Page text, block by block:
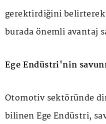
gerektirdiğini
burada önemli avantaj
Ege Endüstri'nin
Otomotiv sektöründe
bilinen Ege Endüstri,